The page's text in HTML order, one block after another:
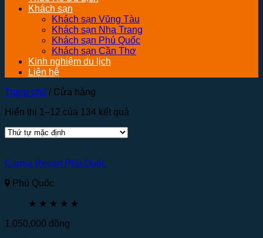
Khách sạn
Khách sạn Vũng Tàu
Khách sạn Nha Trang
Khách sạn Phú Quốc
Khách sạn Cần Thơ
Kinh nghiệm du lịch
Liên hệ
Trang chủ / Cửa hàng
Hiển thị 1–12 của 134 kết quả
Camia Resort Phú Quốc
Phú Quốc
★ ★ ★ ★ ★
1,050,000 đồng